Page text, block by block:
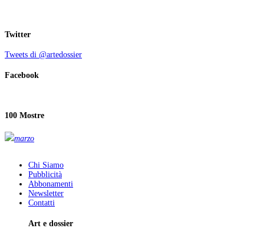
Twitter
Tweets di @artedossier
Facebook
100 Mostre
marzo
Chi Siamo
Pubblicità
Abbonamenti
Newsletter
Contatti
Art e dossier